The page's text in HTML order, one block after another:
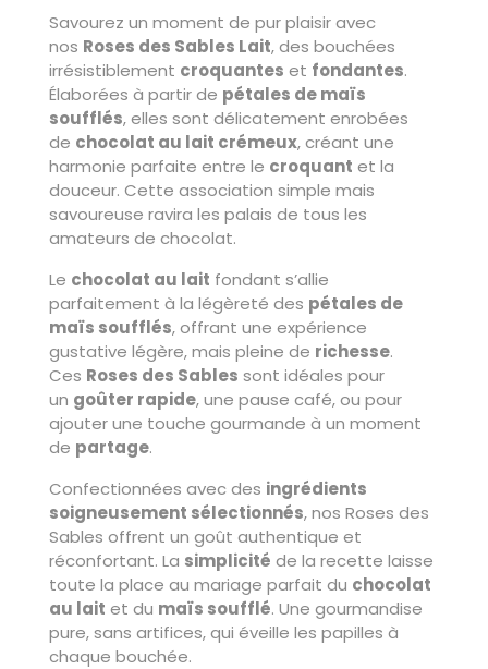
Savourez un moment de pur plaisir avec
nos Roses des Sables Lait, des bouchées
irrésistiblement croquantes et fondantes.
Élaborées à partir de pétales de maïs
soufflés, elles sont délicatement enrobées
de chocolat au lait crémeux, créant une
harmonie parfaite entre le croquant et la
douceur. Cette association simple mais
savoureuse ravira les palais de tous les
amateurs de chocolat.
Le chocolat au lait fondant s’allie
parfaitement à la légèreté des pétales de
maïs soufflés, offrant une expérience
gustative légère, mais pleine de richesse.
Ces Roses des Sables sont idéales pour
un goûter rapide, une pause café, ou pour
ajouter une touche gourmande à un moment
de partage.
Confectionnées avec des ingrédients
soigneusement sélectionnés, nos Roses des
Sables offrent un goût authentique et
réconfortant. La simplicité de la recette laisse
toute la place au mariage parfait du chocolat
au lait et du maïs soufflé. Une gourmandise
pure, sans artifices, qui éveille les papilles à
chaque bouchée.